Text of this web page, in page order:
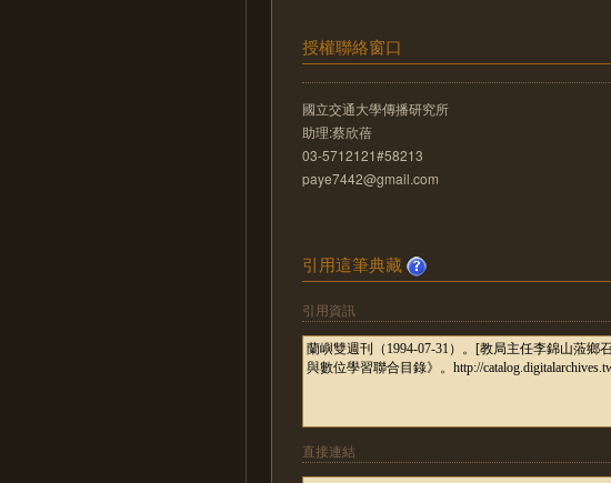
授權聯絡窗口
國立交通大學傳播研究所
助理:蔡欣蓓
03-5712121#58213
paye7442@gmail.com
引用這筆典藏
引用資訊
直接連結